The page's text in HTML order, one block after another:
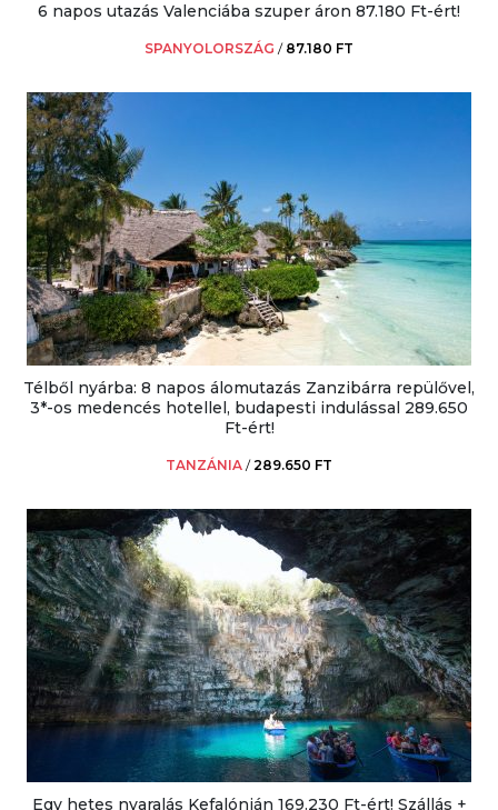
6 napos utazás Valenciába szuper áron 87.180 Ft-ért!
SPANYOLORSZÁG / 87.180 FT
Télből nyárba: 8 napos álomutazás Zanzibárra repülővel,
3*-os medencés hotellel, budapesti indulással 289.650
Ft-ért!
TANZÁNIA /289.650 FT
Egy hetes nyaralás Kefalónián 169.230 Ft-ért! Szállás +